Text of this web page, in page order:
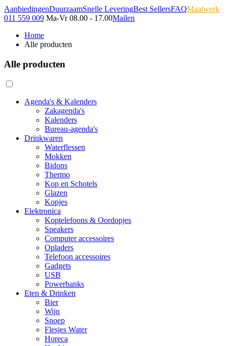
AanbiedingenDuurzaamSnelle LeveringBest SellersFAQMaatwerk
011 559 009 Ma-Vr 08.00 - 17.00Mailen
Home
Alle producten
Alle producten
Agenda's & Kalenders
Zakagenda's
Kalenders
Bureau-agenda's
Drinkwaren
Waterflessen
Mokken
Bidons
Thermo
Kop en Schotels
Glazen
Kopjes
Elektronica
Koptelefoons & Oordopjes
Speakers
Computer accessoires
Opladers
Telefoon accessoires
Gadgets
USB
Powerbanks
Eten & Drinken
Bier
Wijn
Snoep
Flesjes Water
Horeca